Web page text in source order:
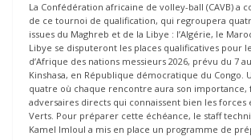
La Confédération africaine de volley-ball (CAVB) a
de ce tournoi de qualification, qui regroupera
issues du Maghreb et de la Libye : l’Algérie, le
Libye se disputeront les places qualificatives pour
d’Afrique des nations messieurs 2026, prévu du 7
Kinshasa, en République démocratique du Congo.
quatre où chaque rencontre aura son importance,
adversaires directs qui connaissent bien les forces
Verts. Pour préparer cette échéance, le staff
Kamel Imloul a mis en place un programme de